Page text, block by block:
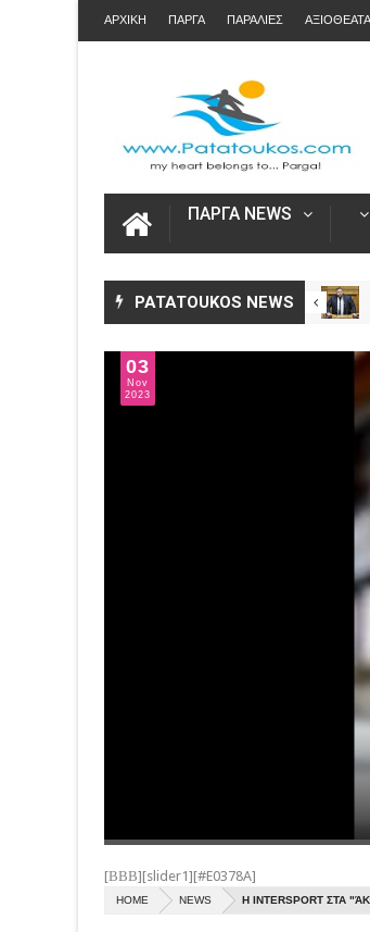
ΑΡΧΙΚΗ ΠΑΡΓΑ ΠΑΡΑΛΙΕΣ ΑΞΙΟΘΕΑΤΑ
ΠΑΡΓΑ NEWS
PATATOUKOS NEWS
Αυξήθηκαν τα τροχαία και οι
νεκροί στην Ήπειρο τον Ιούλιο
29
Mar
2024
[ΒΒΒ][slider1][#E0378A]
HOME NEWS Η INTERSPORT ΣΤΑ